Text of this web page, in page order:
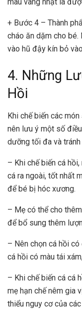
+ Bước 4 – Thành
cháo ăn dặm cho bé.
vào hũ đậy kín bỏ
4. Những
Hồi
Khi chế biến các
nên lưu ý một số
dưỡng tối đa và
– Khi chế biến cá
cá ra ngoài, tốt nhất
để bé bị hóc xương.
– Mẹ có thể cho
để bổ sung thêm
– Nên chọn cá hồi
cá hồi có màu tái
– Khi chế biến cá cá
mẹ hạn chế nêm gia
thiểu nguy cơ của